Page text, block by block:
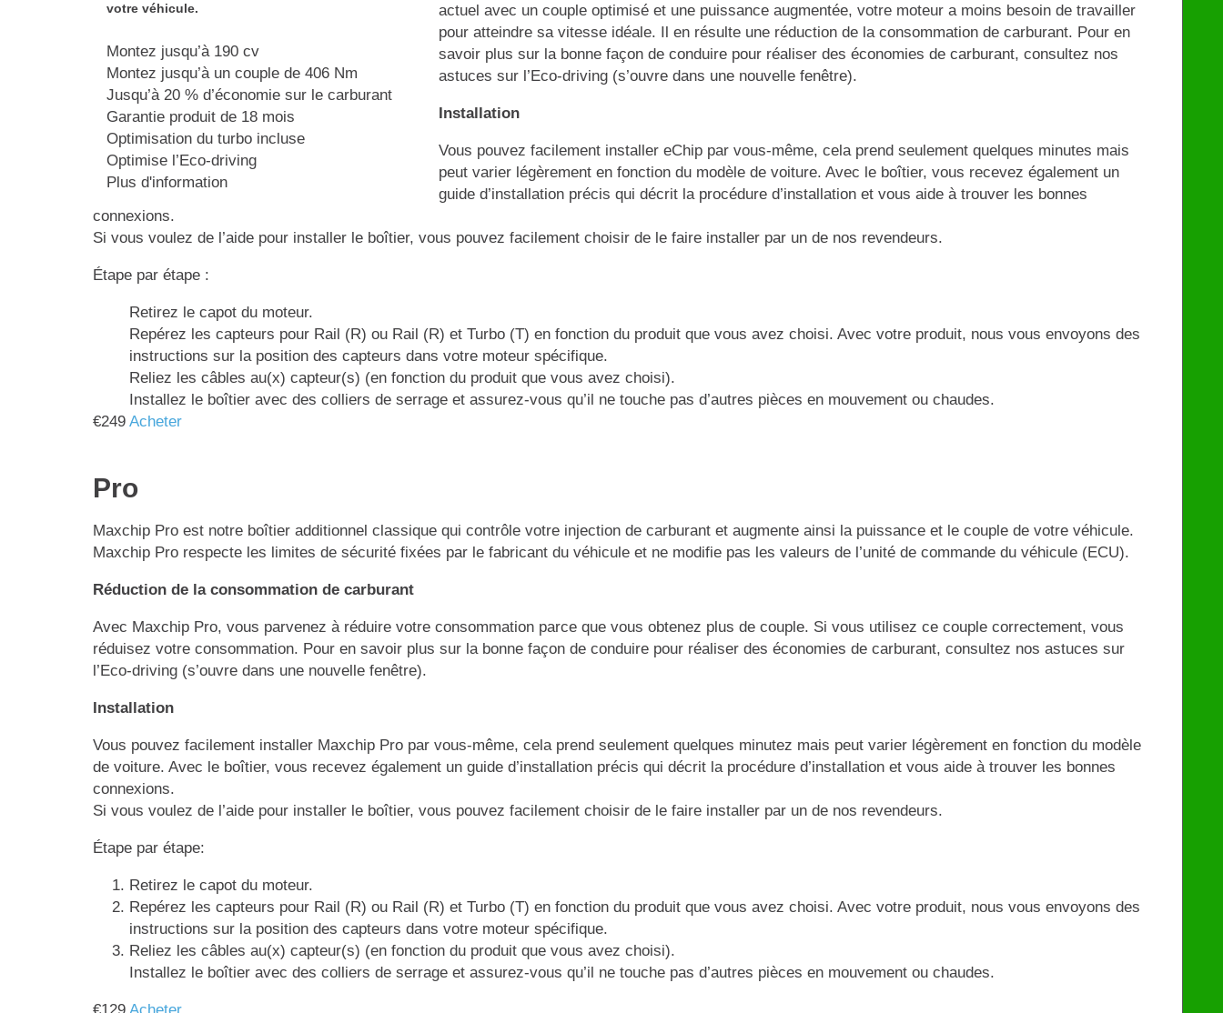
votre véhicule.
Montez jusqu’à 190 cv
Montez jusqu’à un couple de 406 Nm
Jusqu’à 20 % d’économie sur le carburant
Garantie produit de 18 mois
Optimisation du turbo incluse
Optimise l’Eco-driving
Plus d'information
actuel avec un couple optimisé et une puissance augmentée, votre moteur a moins besoin de travailler
pour atteindre sa vitesse idéale. Il en résulte une réduction de la consommation de carburant. Pour en
savoir plus sur la bonne façon de conduire pour réaliser des économies de carburant, consultez nos
astuces sur l’Eco-driving (s’ouvre dans une nouvelle fenêtre).
Installation
Vous pouvez facilement installer eChip par vous-même, cela prend seulement quelques minutes mais
peut varier légèrement en fonction du modèle de voiture. Avec le boîtier, vous recevez également un
guide d’installation précis qui décrit la procédure d’installation et vous aide à trouver les bonnes
connexions.
Si vous voulez de l’aide pour installer le boîtier, vous pouvez facilement choisir de le faire installer par un de nos revendeurs.
Étape par étape :
Retirez le capot du moteur.
Repérez les capteurs pour Rail (R) ou Rail (R) et Turbo (T) en fonction du produit que vous avez choisi. Avec votre produit, nous vous envoyons des
instructions sur la position des capteurs dans votre moteur spécifique.
Reliez les câbles au(x) capteur(s) (en fonction du produit que vous avez choisi).
Installez le boîtier avec des colliers de serrage et assurez-vous qu’il ne touche pas d’autres pièces en mouvement ou chaudes.
€249 Acheter
Pro
Maxchip Pro est notre boîtier additionnel classique qui contrôle votre injection de carburant et augmente ainsi la puissance et le couple de votre véhicule.
Maxchip Pro respecte les limites de sécurité fixées par le fabricant du véhicule et ne modifie pas les valeurs de l’unité de commande du véhicule (ECU).
Réduction de la consommation de carburant
Avec Maxchip Pro, vous parvenez à réduire votre consommation parce que vous obtenez plus de couple. Si vous utilisez ce couple correctement, vous
réduisez votre consommation. Pour en savoir plus sur la bonne façon de conduire pour réaliser des économies de carburant, consultez nos astuces sur
l’Eco-driving (s’ouvre dans une nouvelle fenêtre).
Installation
Vous pouvez facilement installer Maxchip Pro par vous-même, cela prend seulement quelques minutez mais peut varier légèrement en fonction du modèle
de voiture. Avec le boîtier, vous recevez également un guide d’installation précis qui décrit la procédure d’installation et vous aide à trouver les bonnes
connexions.
Si vous voulez de l’aide pour installer le boîtier, vous pouvez facilement choisir de le faire installer par un de nos revendeurs.
Étape par étape:
Retirez le capot du moteur.
Repérez les capteurs pour Rail (R) ou Rail (R) et Turbo (T) en fonction du produit que vous avez choisi. Avec votre produit, nous vous envoyons des
instructions sur la position des capteurs dans votre moteur spécifique.
Reliez les câbles au(x) capteur(s) (en fonction du produit que vous avez choisi).
Installez le boîtier avec des colliers de serrage et assurez-vous qu’il ne touche pas d’autres pièces en mouvement ou chaudes.